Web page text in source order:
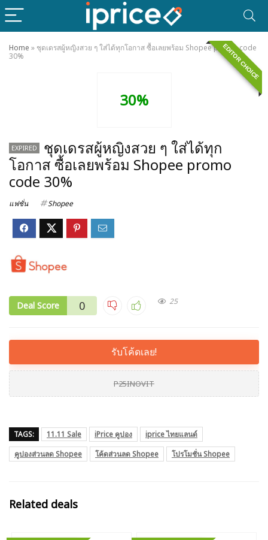
Home » ชุดเดรสผู้หญิงสวย ๆ ใส่ได้ทุกโอกาส ซื้อเลยพร้อม Shopee promo code
30%
EDITOR CHOICE
30%
EXPIRED
ชุดเดรสผู้หญิงสวย ๆ ใส่ได้ทุก
โอกาส ซื้อเลยพร้อม Shopee promo
code 30%
แฟชั่น Shopee
Deal Score 0 25
รับโค้ดเลย!
P25INOVIT
TAGS: 11.11 Sale iPrice คูปอง
iprice ไทยแลนด์
คูปองส่วนลด Shopee
โค้ดส่วนลด Shopee โปรโมชั่น Shopee
Related deals